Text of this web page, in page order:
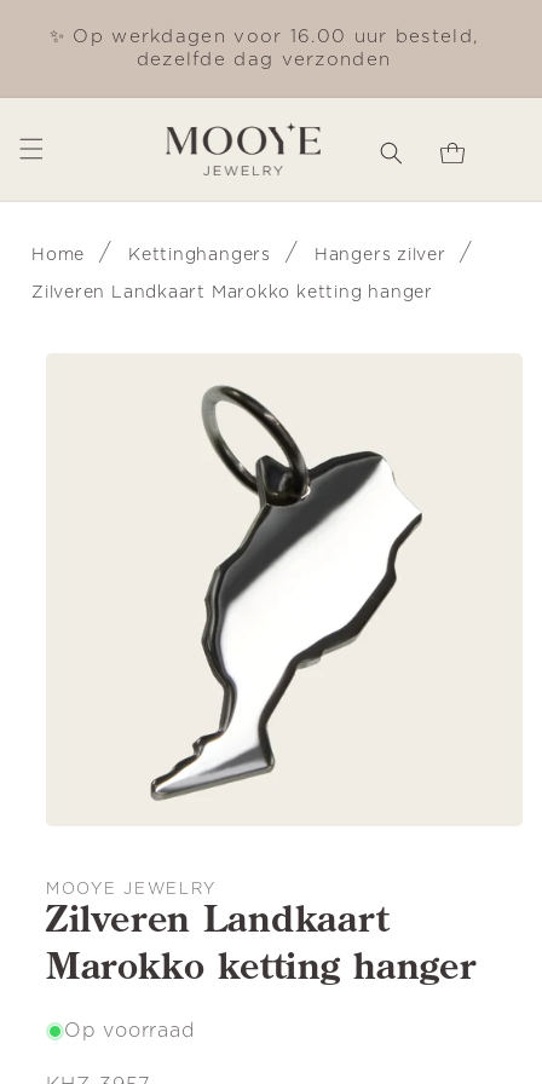
naar de
✨ Op werkdagen voor 16.00 uur besteld,
dezelfde dag verzonden
Winkelwagen
Home / Kettinghangers / Hangers zilver /
Zilveren Landkaart Marokko ketting hanger
MOOYE JEWELRY
Zilveren Landkaart
Marokko ketting hanger
Op voorraad